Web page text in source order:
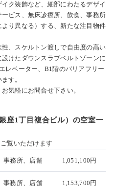
ク装飾など、細部にわたるデザイ
ビス、無床診療所、飲食、事務所
り異なる）する、新たな注目物件
、スケルトン渡しで自由度の高い
けたダウンスラブベルトゾーンに
レベーター、B1階のバリアフリー
す。
気軽にお問合せ下さい。
座1丁目複合ビル）の空室一
覧いただけます
事務所、店舗 1,051,100円
事務所、店舗 1,153,700円